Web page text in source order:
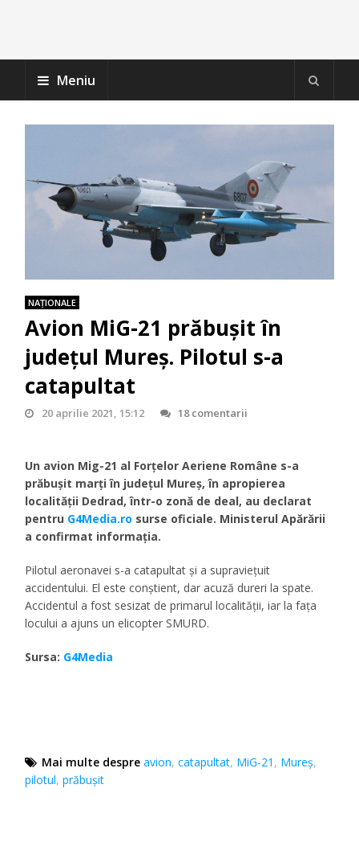
Meniu
NAŢIONALE
Avion MiG-21 prăbușit în
județul Mureș. Pilotul s-a
catapultat
20 aprilie 2021, 15:12 18 comentarii
Un avion Mig-21 al Forțelor Aeriene Române s-a
prăbușit marți în județul Mureș, în apropierea
localității Dedrad, într-o zonă de deal, au declarat
pentru G4Media.ro surse oficiale. Ministerul Apărării
a confirmat informația.
Pilotul aeronavei s-a catapultat și a supraviețuit
accidentului. El este conștient, dar acuză dureri la spate.
Accidentul a fost sesizat de primarul localității, iar la fața
locului a ajuns un elicopter SMURD.
Sursa: G4Media
Mai multe despre avion,catapultat, MiG-21 , Mureș,
pilotul,prăbușit